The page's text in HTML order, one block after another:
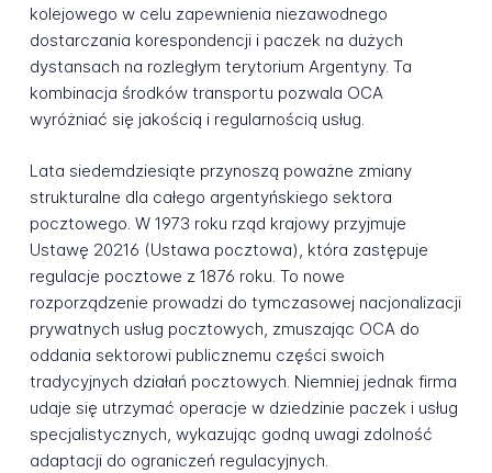
kolejowego w celu zapewnienia niezawodnego
dostarczania korespondencji i paczek na dużych
dystansach na rozległym terytorium Argentyny. Ta
kombinacja środków transportu pozwala OCA
wyróżniać się jakością i regularnością usług.
Lata siedemdziesiąte przynoszą poważne zmiany
strukturalne dla całego argentyńskiego sektora
pocztowego. W 1973 roku rząd krajowy przyjmuje
Ustawę 20216 (Ustawa pocztowa), która zastępuje
regulacje pocztowe z 1876 roku. To nowe
rozporządzenie prowadzi do tymczasowej nacjonalizacji
prywatnych usług pocztowych, zmuszając OCA do
oddania sektorowi publicznemu części swoich
tradycyjnych działań pocztowych. Niemniej jednak firma
udaje się utrzymać operacje w dziedzinie paczek i usług
specjalistycznych, wykazując godną uwagi zdolność
adaptacji do ograniczeń regulacyjnych.